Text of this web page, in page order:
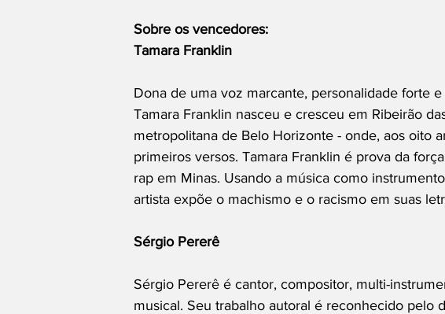
Sobre os vencedores:
Tamara Franklin
Dona de uma voz marcante, personalidade forte
Tamara Franklin nasceu e cresceu em Ribeirão
metropolitana de Belo Horizonte - onde, aos oito
primeiros versos. Tamara Franklin é prova da
rap em Minas. Usando a música como
artista expõe o machismo e o racismo em suas
Sérgio Pererê
Sérgio Pererê é cantor, compositor, multi-
musical. Seu trabalho autoral é reconhecido pelo